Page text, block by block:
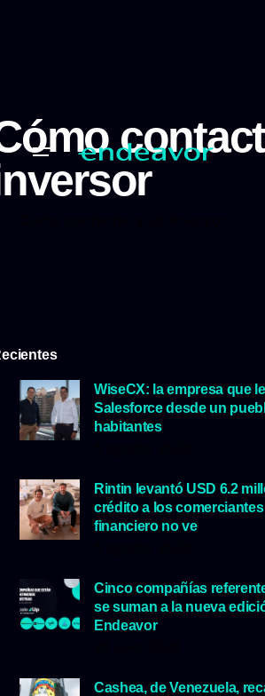
WiseCX: la empresa que
Salesforce desde un
habitantes
Rintin levantó USD 6.2
crédito a los
financiero no ve
Cinco compañías
se suman a la nueva
Endeavor
Cashea, de Venezuela,